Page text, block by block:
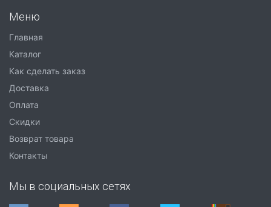
Меню
Главная
Каталог
Как сделать заказ
Доставка
Оплата
Скидки
Возврат товара
Контакты
Мы в социальных сетях